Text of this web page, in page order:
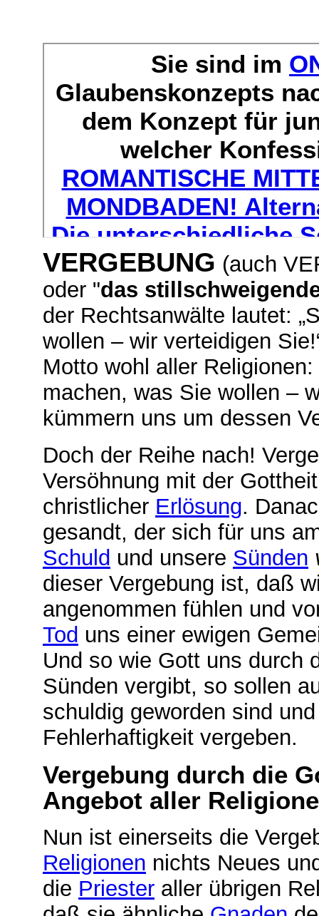
VERGEBUNG (auch
oder "das
der Rechtsanwälte lautet:
wollen – wir verteidigen
Motto wohl aller
machen, was Sie wollen –
kümmern uns um dessen
Doch der Reihe nach!
Versöhnung mit der
christlicher Erlösung.
gesandt, der sich für uns
Schuld und unsere Sünden
dieser Vergebung ist, daß
angenommen fühlen und
Tod uns einer ewigen
Und so wie Gott uns durch
Sünden vergibt, so sollen
schuldig geworden sind
Fehlerhaftigkeit vergeben.
Vergebung durch die
Angebot aller
Nun ist einerseits die
Religionen nichts Neues
die Priester aller übrigen